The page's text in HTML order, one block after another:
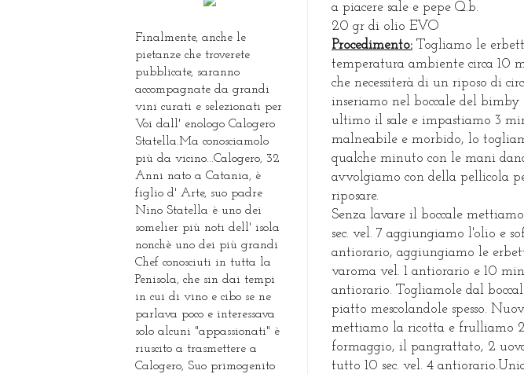
a piacere sale e pepe Q.b.
20 gr di olio EVO
Procedimento: Togliamo le
temperatura ambiente circa 10
che necessiterà di un riposo di
inseriamo nel boccale del
ultimo il sale e impastiamo 3
malneabile e morbido, lo
qualche minuto con le mani
avvolgiamo con della pellicola
riposare.
Senza lavare il boccale
sec. vel. 7 aggiungiamo l'olio e
antiorario, aggiungiamo le
varoma vel. 1 antiorario e 10
antiorario. Togliamole dal
piatto mescolandole spesso.
mettiamo la ricotta e frulliamo
formaggio, il pangrattato, 2
tutto 10 sec. vel. 4
Finalmente, anche le
pietanze che troverete
pubblicate, saranno
accompagnate da grandi
vini curati e selezionati per
Voi dall' enologo Calogero
Statella.Ma conosciamolo
più da vicino...Calogero, 32
Anni nato a Catania, è
figlio d' Arte, suo padre
Nino Statella è uno dei
somelier più noti dell' isola
nonchè uno dei più grandi
Chef conosciuti in tutta la
Penisola, che sin dai tempi
in cui di vino e cibo se ne
parlava poco e interessava
solo alcuni "appassionati" è
riuscito a trasmettere a
Calogero, Suo primogenito